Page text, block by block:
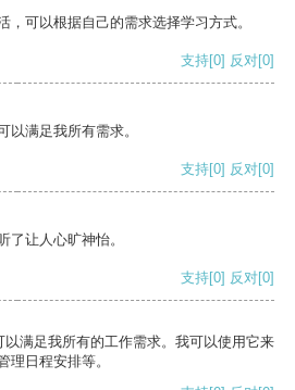
，可以根据自己的需求选择学习方式。
支持[0] 反对[0]
以满足我所有需求。
支持[0] 反对[0]
了让人心旷神怡。
支持[0] 反对[0]
满足我所有的工作需求。我可以使用它来
理日程安排等。